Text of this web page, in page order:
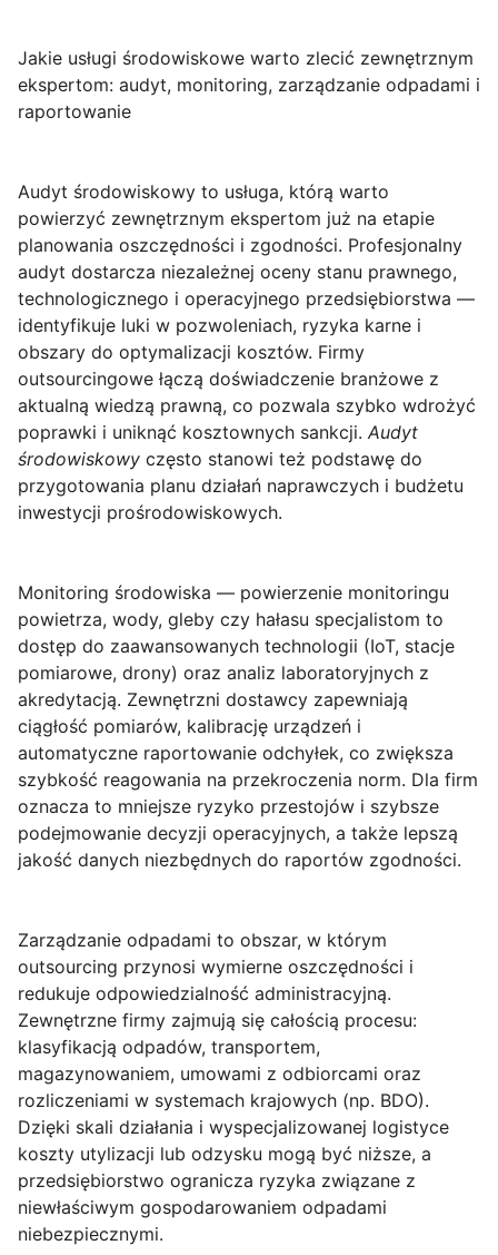
Jakie usługi środowiskowe warto zlecić zewnętrznym
ekspertom: audyt, monitoring, zarządzanie odpadami i
raportowanie
Audyt środowiskowy to usługa, którą warto
powierzyć zewnętrznym ekspertom już na etapie
planowania oszczędności i zgodności. Profesjonalny
audyt dostarcza niezależnej oceny stanu prawnego,
technologicznego i operacyjnego przedsiębiorstwa —
identyfikuje luki w pozwoleniach, ryzyka karne i
obszary do optymalizacji kosztów. Firmy
outsourcingowe łączą doświadczenie branżowe z
aktualną wiedzą prawną, co pozwala szybko wdrożyć
poprawki i uniknąć kosztownych sankcji. Audyt
środowiskowy często stanowi też podstawę do
przygotowania planu działań naprawczych i budżetu
inwestycji prośrodowiskowych.
Monitoring środowiska — powierzenie monitoringu
powietrza, wody, gleby czy hałasu specjalistom to
dostęp do zaawansowanych technologii (IoT, stacje
pomiarowe, drony) oraz analiz laboratoryjnych z
akredytacją. Zewnętrzni dostawcy zapewniają
ciągłość pomiarów, kalibrację urządzeń i
automatyczne raportowanie odchyłek, co zwiększa
szybkość reagowania na przekroczenia norm. Dla firm
oznacza to mniejsze ryzyko przestojów i szybsze
podejmowanie decyzji operacyjnych, a także lepszą
jakość danych niezbędnych do raportów zgodności.
Zarządzanie odpadami to obszar, w którym
outsourcing przynosi wymierne oszczędności i
redukuje odpowiedzialność administracyjną.
Zewnętrzne firmy zajmują się całością procesu:
klasyfikacją odpadów, transportem,
magazynowaniem, umowami z odbiorcami oraz
rozliczeniami w systemach krajowych (np. BDO).
Dzięki skali działania i wyspecjalizowanej logistyce
koszty utylizacji lub odzysku mogą być niższe, a
przedsiębiorstwo ogranicza ryzyka związane z
niewłaściwym gospodarowaniem odpadami
niebezpiecznymi.